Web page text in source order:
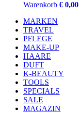
Warenkorb € 0,00
MARKEN
TRAVEL
PFLEGE
MAKE-UP
HAARE
DUFT
K-BEAUTY
TOOLS
SPECIALS
SALE
MAGAZIN